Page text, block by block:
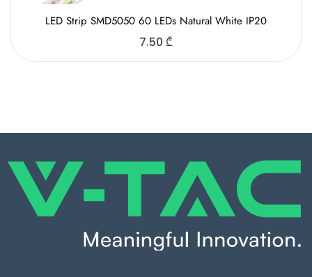
LED Strip SMD5050 60 LEDs Natural White IP20
7.50 ₾